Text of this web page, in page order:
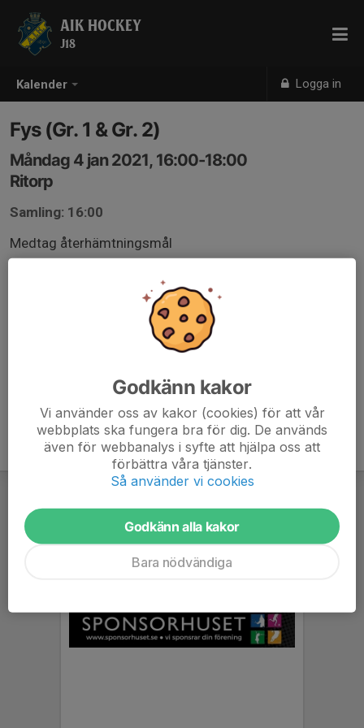
Kalender Logga in
AIK HOCKEY
J18
Fys (Gr. 1 & Gr. 2)
Måndag 4 jan 2021, 16:00-18:00
Ritorp
Samling: 16:00
Medtag återhämtningsmål
Godkänn kakor
Vi använder oss av kakor (cookies) för att vår
webbplats ska fungera bra för dig. De används
även för webbanalys i syfte att hjälpa oss att
förbättra våra tjänster.
Så använder vi cookies
Godkänn alla kakor
Bara nödvändiga